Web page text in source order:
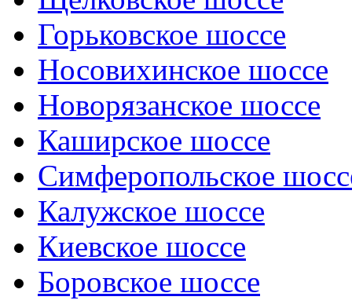
Горьковское шоссе
Носовихинское шоссе
Новорязанское шоссе
Каширское шоссе
Симферопольское
Калужское шоссе
Киевское шоссе
Боровское шоссе